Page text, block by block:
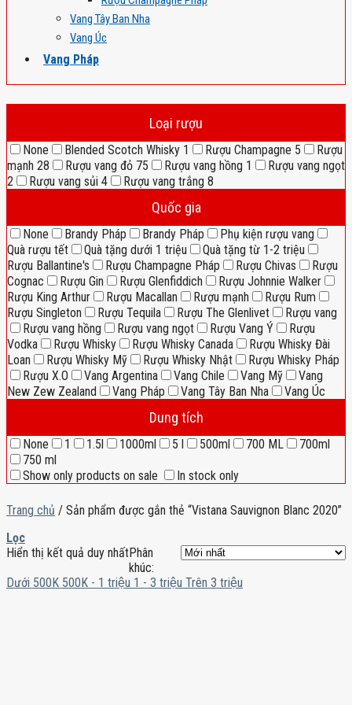
Vang Tây Ban Nha
Vang Úc
Vang Pháp
Loại rượu
None Blended Scotch Whisky 1 Rượu Champagne 5
Rượu
mạnh 28 Rượu vang đỏ 75 Rượu vang hồng 1
Rượu vang ngọt
2
Rượu vang sủi 4 Rượu vang trắng 8
Quốc gia
None Brandy Pháp Brandy Pháp
Phụ kiện rượu vang
Quà rượu tết
Quà tặng dưới 1 triệu
Quà tặng từ 1-2 triệu
Rượu Ballantine's
Rượu Champagne Pháp Rượu Chivas
Rượu
Cognac
Rượu Gin Rượu Glenfiddich
Rượu Johnnie Walker
Rượu King Arthur
Rượu Macallan Rượu mạnh
Rượu Rum
Rượu Singleton
Rượu Tequila Rượu The Glenlivet
Rượu vang
Rượu vang hồng
Rượu vang ngọt Rượu Vang Ý
Rượu
Vodka
Rượu Whisky Rượu Whisky Canada
Rượu Whisky Đài
Loan
Rượu Whisky Mỹ Rượu Whisky Nhật
Rượu Whisky Pháp
Rượu X.O
Vang Argentina Vang Chile Vang Mỹ
Vang
New Zew Zealand
Vang Pháp Vang Tây Ban Nha Vang Úc
Dung tích
None 1 1.5l 1000ml 5 l 500ml 700 ML
700ml
750 ml
Show only products on sale
In stock only
Trang chủ / Sản phẩm được gắn thẻ “Vistana Sauvignon Blanc 2020”
Lọc
Hiển thị kết quả duy nhấtPhân
khúc:
Dưới 500K 500K - 1 triệu 1 - 3 triệu Trên 3 triệu